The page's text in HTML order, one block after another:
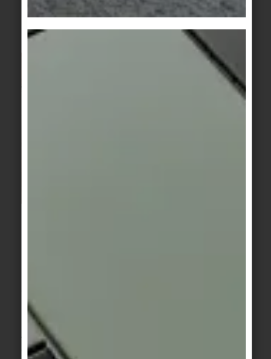
POURSUIVRE LA LECTURE
présente SMALTO
Avec la nouvelle série Smalto, Agrob Buchtal
ouvre les portes d'un univers fascinant de glaçures